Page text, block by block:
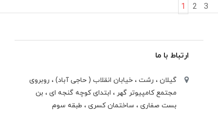
1 2 3
ارتباط با ما
گیلان ، رشت ، خيابان انقلاب ( حاجی آباد) ، روبروی
مجتمع كامپيوتر گهر ، ابتدای كوچه گنجه ای ، بن
بست صفاری ، ساختمان كسری ، طبقه سوم